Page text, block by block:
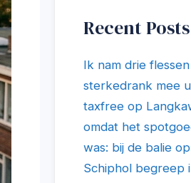
Recent Posts
Ik nam drie flessen
sterkedrank mee
taxfree op
omdat het
was: bij de balie op
Schiphol begreep